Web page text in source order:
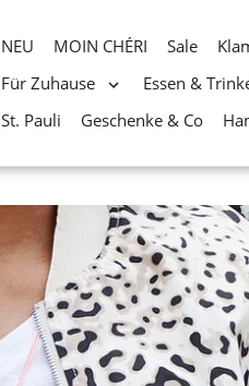
NEU MOIN CHÉRI Sale
Für Zuhause
Essen &
St. Pauli
Geschenke & Co